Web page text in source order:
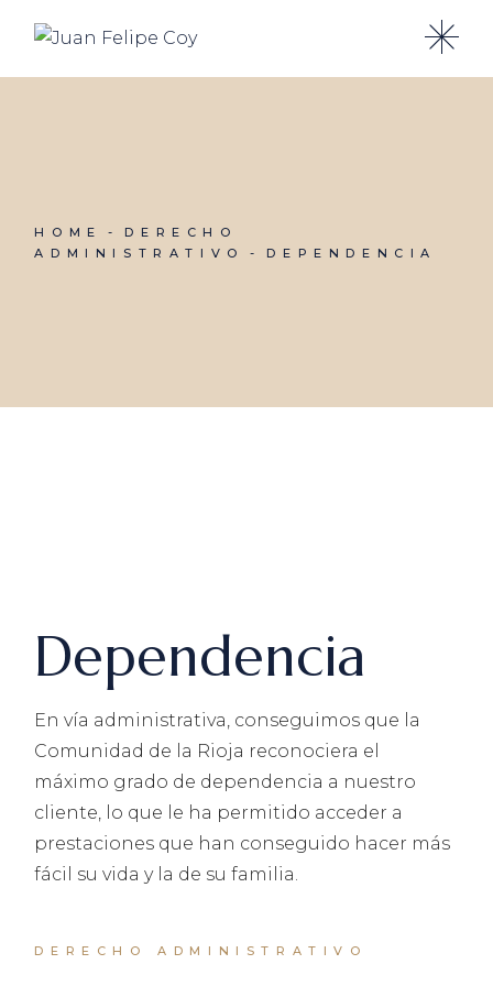
HOME
DERECHO
ADMINISTRATIVO
DEPENDENCIA
Dependencia
En vía administrativa, conseguimos que la
Comunidad de la Rioja reconociera el
máximo grado de dependencia a nuestro
cliente, lo que le ha permitido acceder a
prestaciones que han conseguido hacer más
fácil su vida y la de su familia.
DERECHO ADMINISTRATIVO